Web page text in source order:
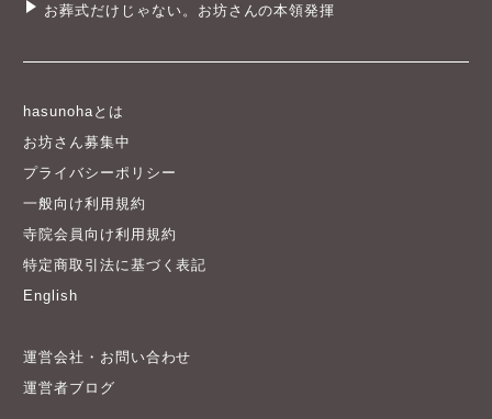
お葬式だけじゃない。お坊さんの本領発揮
hasunohaとは
お坊さん募集中
プライバシーポリシー
一般向け利用規約
寺院会員向け利用規約
特定商取引法に基づく表記
English
運営会社・お問い合わせ
運営者ブログ